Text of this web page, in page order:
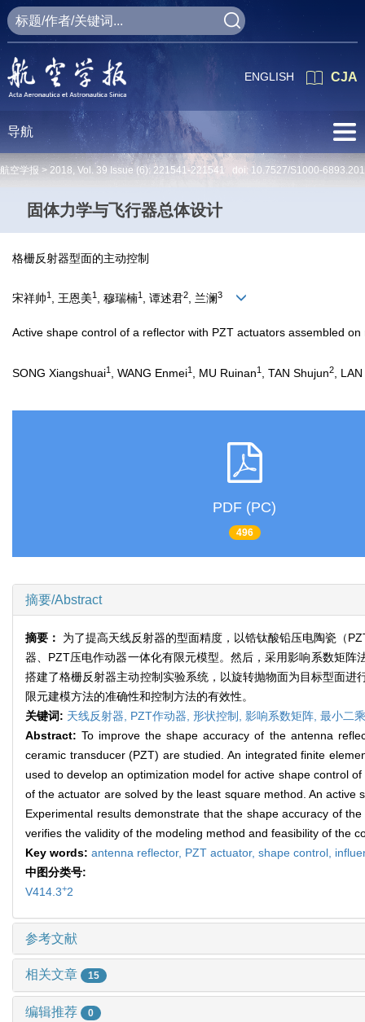
CJA
ENGLISH
导航
航空学报 > 2018, Vol. 39 Issue (6): 221541-221541 doi: 10.7527/S1000-
固体力学与飞行器总体设计
格栅反射器型面的主动控制
宋祥帅1 , 王恩美1 , 穆瑞楠1 , 谭述君2, 兰澜3
Active shape control of a reflector with PZT actuators assembled on
SONG Xiangshuai1 , WANG Enmei1 , MU Ruinan1 , TAN Shujun2 ,
PDF (PC)
496
摘要/Abstract
摘要： 为了提高天线反射器的型面精度，以锆钛酸铅压电陶瓷（
器、PZT压电作动器一体化有限元模型。然后，采用影响系数矩
搭建了格栅反射器主动控制实验系统，以旋转抛物面为目标型面
限元建模方法的准确性和控制方法的有效性。
关键词: 天线反射器, PZT作动器, 形状控制, 影响系数矩阵, 最小二
Abstract:To improve the shape accuracy of the antenna
ceramic transducer (PZT) are studied. An integrated finite
used to develop an optimization model for active shape control
of the actuator are solved by the least square method. An
Experimental results demonstrate that the shape accuracy of
verifies the validity of the modeling method and feasibility of the
Key words: antenna reflector, PZT actuator, shape control,
中图分类号:
V414.3+2
参考文献
相关文章 15
编辑推荐 0